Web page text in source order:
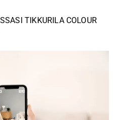
TIKKURILA COLOUR